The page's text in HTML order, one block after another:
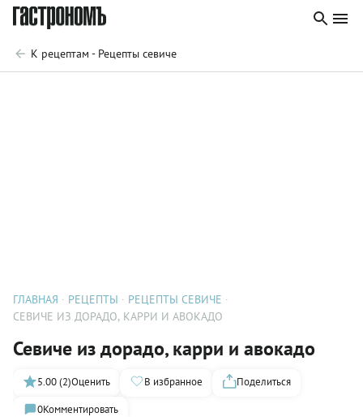
К рецептам - Рецепты севиче
ГЛАВНАЯ РЕЦЕПТЫ
РЕЦЕПТЫ СЕВИЧЕ
СЕВИЧЕ ИЗ ДОРАДО, КАРРИ И АВОКАДО
Севиче из дорадо, карри и авокадо
5.00 (2)Оценить В избранное
Поделиться
0Комментировать